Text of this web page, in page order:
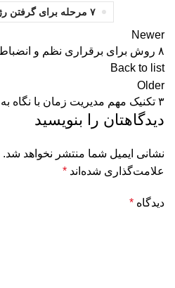
۷ مرحله برای گرفتن رژیم ذهنی جدید
Newer
۸ روش برای برقراری نظم و انضباط در زندگی و کار
Back to list
Older
۳ تکنیک مهم مدیریت زمان با نگاه به آینده
دیدگاهتان را بنویسید
نشانی ایمیل شما منتشر نخواهد شد.
علامت‌گذاری شده‌اند *
دیدگاه *